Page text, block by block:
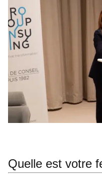
Quelle est votre